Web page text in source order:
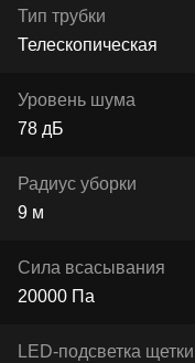
Тип трубки
Телескопическая
Уровень шума
78 дБ
Радиус уборки
9 м
Сила всасывания
20000 Па
LED-подсветка щетки